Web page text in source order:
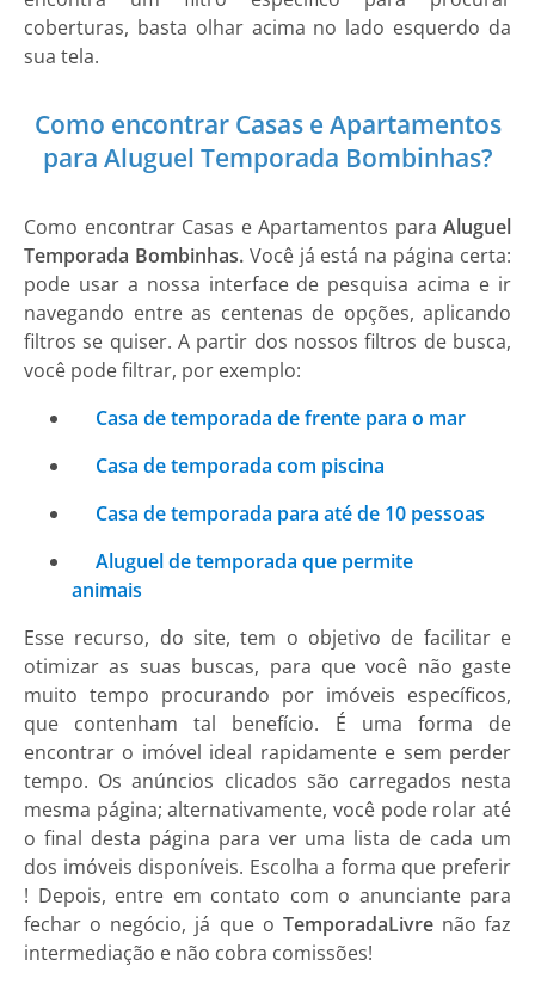
coberturas, basta olhar acima no lado esquerdo da
sua tela.
Como encontrar Casas e Apartamentos
para Aluguel Temporada Bombinhas?
Como encontrar Casas e Apartamentos para Aluguel
Temporada Bombinhas.Você já está na página certa:
pode usar a nossa interface de pesquisa acima e ir
navegando entre as centenas de opções, aplicando
filtros se quiser. A partir dos nossos filtros de busca,
você pode filtrar, por exemplo:
Casa de temporada de frente para o mar
Casa de temporada com piscina
Casa de temporada para até de 10 pessoas
Aluguel de temporada que permite
animais
Esse recurso, do site, tem o objetivo de facilitar e
otimizar as suas buscas, para que você não gaste
muito tempo procurando por imóveis específicos,
que contenham tal benefício. É uma forma de
encontrar o imóvel ideal rapidamente e sem perder
tempo. Os anúncios clicados são carregados nesta
mesma página; alternativamente, você pode rolar até
o final desta página para ver uma lista de cada um
dos imóveis disponíveis. Escolha a forma que preferir
! Depois, entre em contato com o anunciante para
fechar o negócio, já que o TemporadaLivrenão faz
intermediação e não cobra comissões!